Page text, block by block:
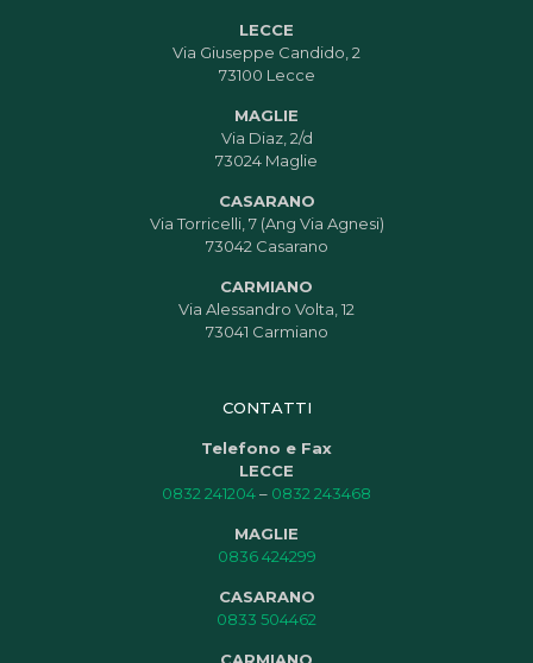
LECCE
Via Giuseppe Candido, 2
73100 Lecce
MAGLIE
Via Diaz, 2/d
73024 Maglie
CASARANO
Via Torricelli, 7 (Ang Via Agnesi)
73042 Casarano
CARMIANO
Via Alessandro Volta, 12
73041 Carmiano
CONTATTI
Telefono e Fax
LECCE
0832 241204– 0832 243468
MAGLIE
0836 424299
CASARANO
0833 504462